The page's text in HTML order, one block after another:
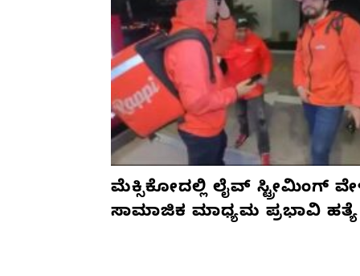
ಮೆಕ್ಸಿಕೋದಲ್ಲಿ ಲೈವ್ ಸ್ಟ್ರೀಮಿಂಗ್
ಸಾಮಾಜಿಕ ಮಾಧ್ಯಮ ಪ್ರಭಾವಿ ಹತ್ಯೆ